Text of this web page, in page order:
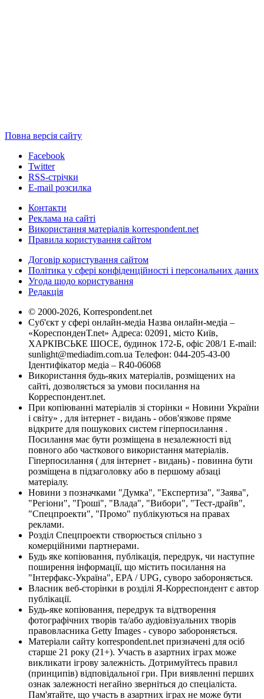
Повна версія сайту
Facebook
Twitter
RSS-стрічки
E-mail розсилка
Контакти
Реклама на сайті
Використання матеріалів korrespondent.net
Правила користування сайтом
Договір користування сайтом
Політика у сфері конфіденційності і персональних даних
Угода щодо користування
Редакція
© 2000-2026, Korrespondent.net
Суб'єкт у сфері онлайн-медіа Назва онлайн-медіа –
«КореспонденТ.net» Адреса: 02091, місто Київ,
ХАРКІВСЬКЕ ШОСЕ, будинок 172-Б, офіс 208/1 E-mail:
sunlight@mediadim.com.ua Телефон: 044-205-43-00
Ідентифікатор медіа – R40-06068
Використання будь-яких матеріалів, розміщених на
сайті, дозволяється за умови посилання на
Корреспондент.net.
При копіюванні матеріалів зі сторінки « Новини України
і світу» , для інтернет - видань - обов'язкове пряме
відкрите для пошукових систем гіперпосилання .
Посилання має бути розміщена в незалежності від
повного або часткового використання матеріалів.
Гіперпосилання ( для інтернет - видань) - повинна бути
розміщена в підзаголовку або в першому абзаці
матеріалу.
Новини з позначками "Думка", "Експертиза", "Заява",
"Регіони", "Гроші", "Влада", "Вибори", "Тест-драйв",
"Спецпроекти", "Промо" публікуються на правах
реклами.
Розділ Спецпроекти створюється спільно з
комерційними партнерами.
Будь яке копіювання, публікація, передрук, чи наступне
поширення інформації, що містить посилання на
"Інтерфакс-Україна", EPA / UPG, суворо забороняється.
Власник веб-сторінки в розділі Я-Корреспондент є автор
публікації.
Будь-яке копіювання, передрук та відтворення
фотографічних творів та/або аудіовізуальних творів
правовласника Getty Images - суворо забороняється.
Матеріали сайту korrespondent.net призначені для осіб
старше 21 року (21+). Участь в азартних іграх може
викликати ігрову залежність. Дотримуйтесь правил
(принципів) відповідальної гри. При виявленні перших
ознак залежності негайно зверніться до спеціаліста.
Пам'ятайте, що участь в азартних іграх не може бути